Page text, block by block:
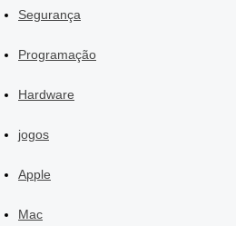
Segurança
Programação
Hardware
jogos
Apple
Mac